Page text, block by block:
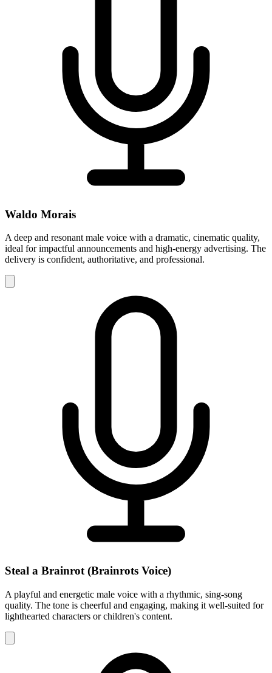
Waldo Morais
A deep and resonant male voice with a dramatic, cinematic quality,
ideal for impactful announcements and high-energy advertising. The
delivery is confident, authoritative, and professional.
Steal a Brainrot (Brainrots Voice)
A playful and energetic male voice with a rhythmic, sing-song
quality. The tone is cheerful and engaging, making it well-suited for
lighthearted characters or children's content.